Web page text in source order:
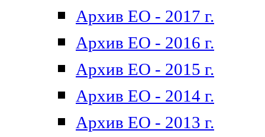
Архив ЕО - 2017 г.
Архив ЕО - 2016 г.
Архив ЕО - 2015 г.
Архив ЕО - 2014 г.
Архив ЕО - 2013 г.